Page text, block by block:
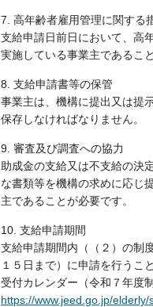
7. 高年齢者雇用管理に関する
支給申請日前日において、高
実施している事業主であるこ
8. 支給申請書等の保管
事業主は、機構に提出又は提
保存しなければなりません。
9. 審査及び調査への協力
助成金の支給又は不支給の決
な書類等を機構の求めに応じ
主であることが必要です。
10. 支給申請期間
支給申請期間内（（２）の制
１５日まで）に申請を行うこ
受付カレンダー（令和７年度
https://www.jeed.go.jp/